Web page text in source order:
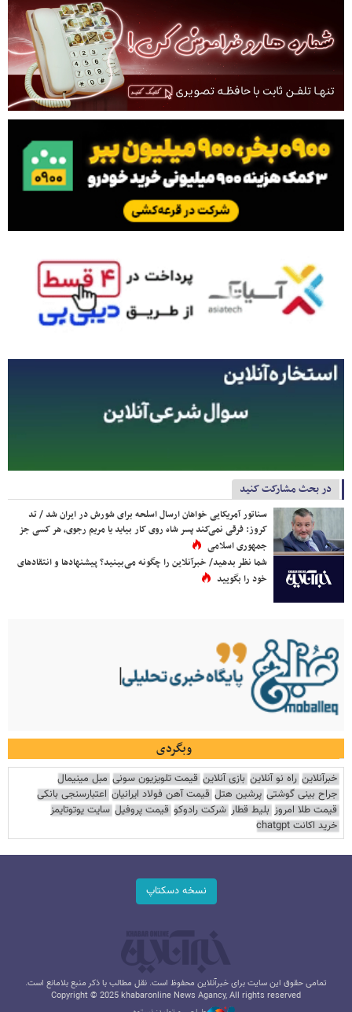
در بحث مشارکت کنید
سناتور آمریکایی خواهان ارسال اسلحه برای شورش در ایران شد / تد
کروز: فرقی نمی‌کند پسر شاه روی کار بیاید یا مریم رجوی، هر کسی جز
جمهوری اسلامی
شما نظر بدهید/ خبرآنلاین را چگونه می‌بینید؟ پیشنهادها و انتقادهای
خود را بگویید
وبگردی
خبرآنلاین راه نو آنلاین بازی آنلاین قیمت تلویزیون سونی مبل مینیمال
جراح بینی گوشتی پرشین هتل قیمت آهن فولاد ایرانیان اعتبارسنجی بانکی
قیمت طلا امروز بلیط قطار شرکت رادوکو قیمت پروفیل سایت یوتوتایمز
خرید اکانت chatgpt
نسخه دسکتاپ
تمامی حقوق این سایت برای خبرآنلاین محفوظ است. نقل مطالب با ذکر منبع بلامانع است.
Copyright © 2025 khabaronline News Agancy, All rights reserved